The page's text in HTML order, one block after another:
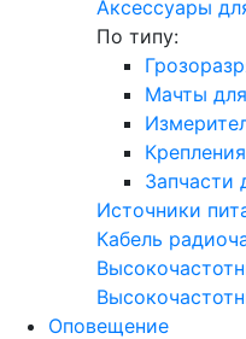
Аксессуары
По типу:
Мачты
Запчасти
Источники
Кабель
Оповещение